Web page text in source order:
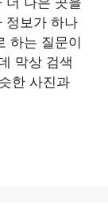
정보가 하나
하는 질문이
막상 검색
한 사진과